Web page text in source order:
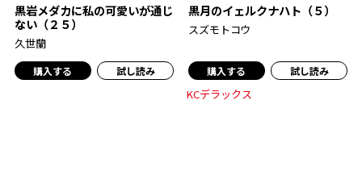
黒岩メダカに私の可愛いが通じ
ない（２５）
久世蘭
購入する 試し読み
黒月のイェルクナハト（５）
スズモトコウ
購入する 試し読み
KCデラックス